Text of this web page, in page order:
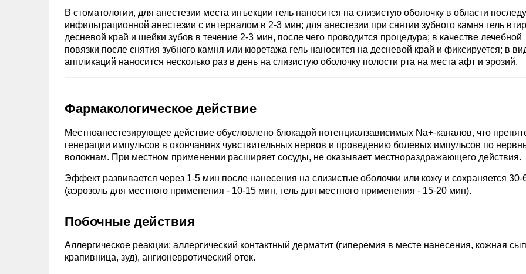
В стоматологии, для анестезии места инъекции гель наносится на слизистую оболочку в области
инфильтрационной анестезии с интервалом в 2-3 мин; для анестезии при снятии зубного камня гель
десневой край и шейки зубов в течение 2-3 мин, после чего проводится процедура; в качестве лечебной
повязки после снятия зубного камня или кюретажа гель наносится на десневой край и фиксируется; в
аппликаций наносится несколько раз в день на слизистую оболочку полости рта на места афт и эрозий.
Фармакологическое действие
Местноанестезирующее действие обусловлено блокадой потенциалзависимых Na+-каналов, что
генерации импульсов в окончаниях чувствительных нервов и проведению болевых импульсов по
волокнам. При местном применении расширяет сосуды, не оказывает местнораздражающего действия.
Эффект развивается через 1-5 мин после нанесения на слизистые оболочки или кожу и сохраняется
(аэрозоль для местного применения - 10-15 мин, гель для местного применения - 15-20 мин).
Побочные действия
Аллергическое реакции: аллергический контактный дерматит (гиперемия в месте нанесения, кожная
крапивница, зуд), ангионевротический отек.